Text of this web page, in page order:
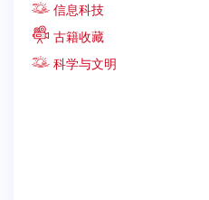
信息科技
古籍收藏
科学与文明